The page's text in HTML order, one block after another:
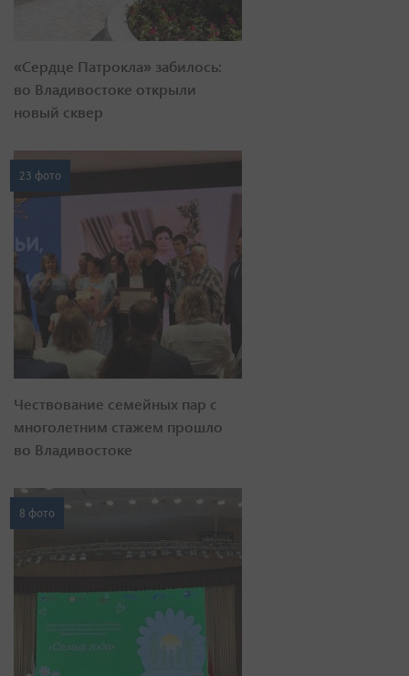
«Сердце Патрокла» забилось:
во Владивостоке открыли
новый сквер
23 фото
Чествование семейных пар с
многолетним стажем прошло
во Владивостоке
8 фото